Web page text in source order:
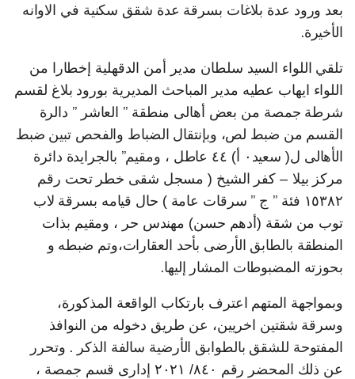
بعد ورود عدة بلاغات بسرقة عدة شقق سكنية في الاوانه
الأخيرة.
تلقي اللواء السيد سلطان مدير أمن الدقهلية إخطارا من
اللواء ايهاب عطيه مدير المباحث المديرية بورود بلاغ لقسم
شرطة جمصة من بعض أهالى منطقة ” العاشر ” دالرة
القسم من ضبط لص، وبإنتقال الضباط والفحص تبين ضبط
الأهالى ل( سعيد٠ أ) ٤٤ عاطل ، ومقيم” بالجرايدة دائرة
مركز بيلا – كفر الشيخ ( مسجل شقى خطر تحت رقم
١٥٣٨٢ فئة ” ج ” سرقات عامة ) حال قيامه بسرقة لاب
توب من شقة (أدهم حسن) مهندس حر ، ومقيم بذات
المنطقة بالطابق الأرضى بأحد العقارات،وتم ضبطه و
بحوزته المضبوطات المشار إليها.
وبمواجهة المتهم اعترف بارتكاب الواقعة المذكورة،
وسرقة شقتين اخريين، عن طريق دخوله من النوافذ
المفتوحة للشقق بالطوابق الأرضية سالفة الذكر . وتحرر
عن ذلك المحضر رقم ٨٤٠/ ٢٠٢١ إدارى قسم جمصة ،